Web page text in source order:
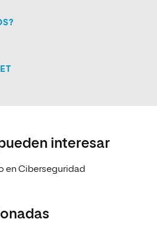
interesar
en Ciberseguridad